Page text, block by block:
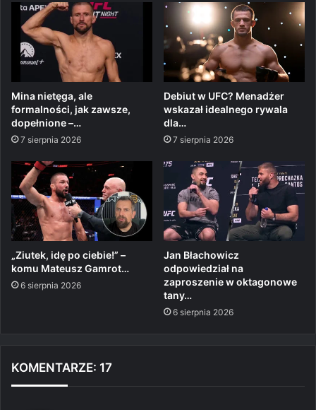
Mina nietęga, ale
formalności, jak zawsze,
dopełnione –…
7 sierpnia 2026
Debiut w UFC? Menadżer
wskazał idealnego rywala
dla…
7 sierpnia 2026
„Ziutek, idę po ciebie!” –
komu Mateusz Gamrot…
6 sierpnia 2026
Jan Błachowicz
odpowiedział na
zaproszenie w oktagonowe
tany…
6 sierpnia 2026
KOMENTARZE: 17